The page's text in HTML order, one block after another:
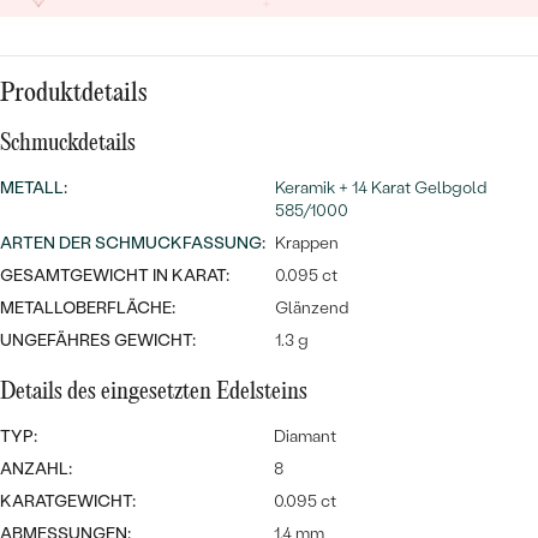
Meistverkaufte
Eheringe
ANSCHAUEN
MIT EDELSTEIN
NACH MATERIAL
GOLD
PLATIN
SILBER
SCHMUCK MIT LAB GROWN
DIAMANTEN
PERLENSCHMUCK
NACH STYL
PERSONALISIERT
SYMBOLISCH
NACH ANLASS
LUXURIÖSE
LUXURIÖSE
Produktdetails
Schmuckdetails
METALL:
Keramik + 14 Karat Gelbgold
585/1000
ARTEN DER SCHMUCKFASSUNG: Krappen
GESAMTGEWICHT IN KARAT:
0.095 ct
METALLOBERFLÄCHE:
Glänzend
UNGEFÄHRES GEWICHT:
1.3 g
Details des eingesetzten Edelsteins
TYP:
Diamant
ANZAHL:
8
KARATGEWICHT:
0.095 ct
ABMESSUNGEN:
1.4 mm